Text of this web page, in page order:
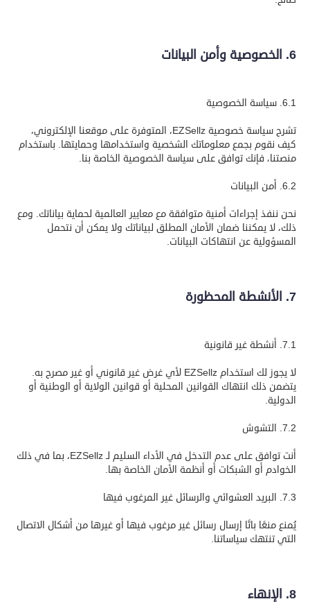
6. الخصوصية وأمن البيانات
6.1. سياسة الخصوصية
تشرح سياسة خصوصية EZSellz، المتوفرة على موقعنا الإلكتروني،
كيف نقوم بجمع معلوماتك الشخصية واستخدامها وحمايتها. باستخدام
منصتنا، فإنك توافق على سياسة الخصوصية الخاصة بنا.
6.2. أمن البيانات
نحن ننفذ إجراءات أمنية متوافقة مع معايير العالمية لحماية بياناتك. ومع
ذلك، لا يمكننا ضمان الأمان المطلق لبياناتك ولا يمكن أن نتحمل
المسؤولية عن انتهاكات البيانات.
7. الأنشطة المحظورة
7.1. أنشطة غير قانونية
لا يجوز لك استخدام EZSellz لأي غرض غير قانوني أو غير مصرح به.
يتضمن ذلك انتهاك القوانين المحلية أو قوانين الولاية أو الوطنية أو
الدولية.
7.2. التشوش
أنت توافق على عدم التدخل في الأداء السليم لـ EZSellz، بما في ذلك
الخوادم أو الشبكات أو أنظمة الأمان الخاصة بها.
7.3. البريد العشوائي والرسائل غير المرغوب فيها
يُمنع منعًا باتًا إرسال رسائل غير مرغوب فيها أو غيرها من أشكال الاتصال
التي تنتهك سياساتنا.
8. الإنهاء